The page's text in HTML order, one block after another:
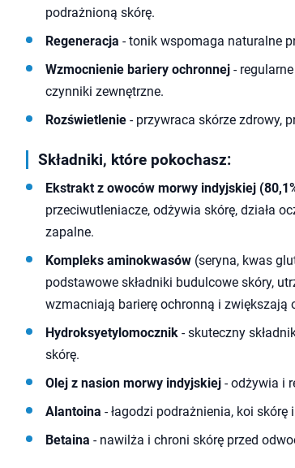
podrażnioną skórę.
Regeneracja - tonik wspomaga naturalne
Wzmocnienie bariery ochronnej -
czynniki zewnętrzne.
Rozświetlenie - przywraca skórze zdrowy,
Składniki, które pokochasz:
Ekstrakt z owoców morwy indyjskiej
przeciwutleniacze, odżywia skórę, działa
zapalne.
Kompleks aminokwasów (seryna, kwas
podstawowe składniki budulcowe skóry,
wzmacniają barierę ochronną i zwiększają
Hydroksyetylomocznik - skuteczny
skórę.
Olej z nasion morwy indyjskiej - odżywia i
Alantoina - łagodzi podrażnienia, koi skórę
Betaina - nawilża i chroni skórę przed